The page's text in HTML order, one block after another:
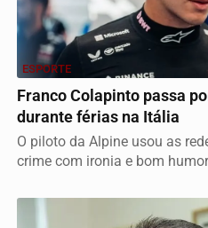
ESPORTE
Franco Colapinto passa
durante férias na Itália
O piloto da Alpine usou as
crime com ironia e bom